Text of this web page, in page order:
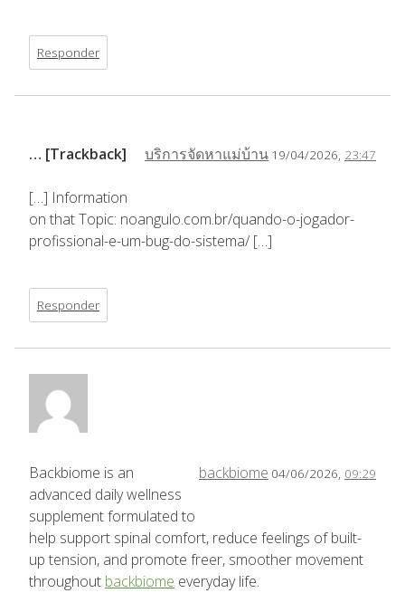
Responder
บริการจัดหาแม่บ้าน 19/04/2026, 23:47
… [Trackback]
[…] Information
on that Topic: noangulo.com.br/quando-o-jogador-
profissional-e-um-bug-do-sistema/ […]
Responder
backbiome 04/06/2026, 09:29
Backbiome is an
advanced daily wellness
supplement formulated to
help support spinal comfort, reduce feelings of built-
up tension, and promote freer, smoother movement
throughout backbiome everyday life.